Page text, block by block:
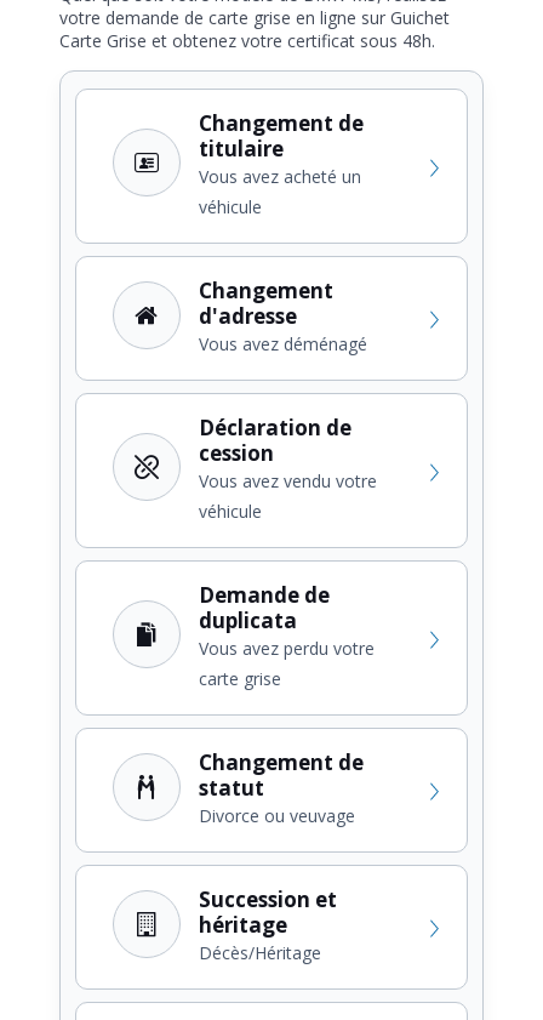
votre demande de carte grise en ligne sur Guichet
Carte Grise et obtenez votre certificat sous 48h.
Changement de
titulaire
Vous avez acheté un
véhicule
Changement
d'adresse
Vous avez déménagé
Déclaration de
cession
Vous avez vendu votre
véhicule
Demande de
duplicata
Vous avez perdu votre
carte grise
Changement de
statut
Divorce ou veuvage
Succession et
héritage
Décès/Héritage